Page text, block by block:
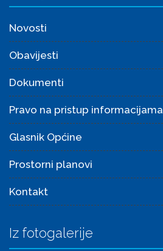
Novosti
Obavijesti
Dokumenti
Pravo na pristup informacijama
Glasnik Općine
Prostorni planovi
Kontakt
Iz fotogalerije